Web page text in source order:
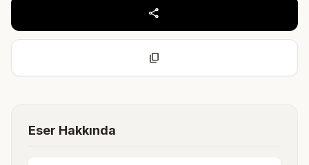
share
content_copy
Eser Hakkında